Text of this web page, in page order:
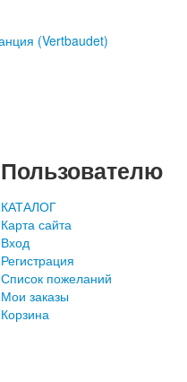
Пользователю
КАТАЛОГ
Карта сайта
Вход
Регистрация
Список пожеланий
Мои заказы
Корзина